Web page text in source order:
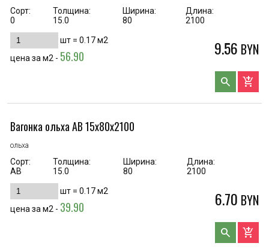
Сорт:
0
Толщина:
15.0
Ширина:
80
Длина:
2100
шт = 0.17м2
цена за м2 - 56.90 9.56 BYN
search add_shopping_cart
Вагонка ольха AB 15х80х2100
ольха
Сорт:
AB
Толщина:
15.0
Ширина:
80
Длина:
2100
шт = 0.17м2
цена за м2 - 39.90 6.70 BYN
search add_shopping_cart